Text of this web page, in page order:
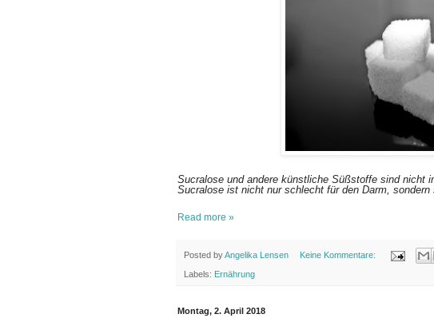
Sucralose und andere künstliche Süßstoffe sind nicht
Sucralose ist nicht nur schlecht für den Darm, sondern
Read more »
Posted byAngelika Lensen Keine Kommentare:
Labels: Ernährung
Montag, 2. April 2018